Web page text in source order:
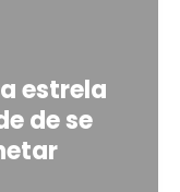
estrela
de se